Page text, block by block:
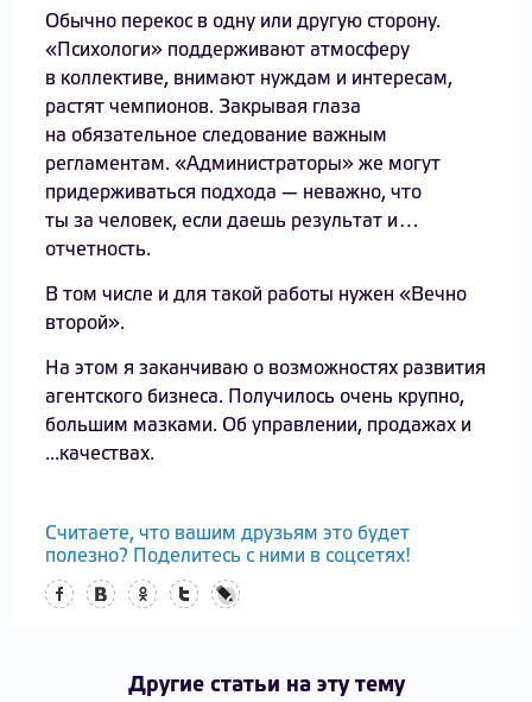
Обычно перекос в одну или другую сторону.
«Психологи» поддерживают атмосферу
в коллективе, внимают нуждам и интересам,
растят чемпионов. Закрывая глаза
на обязательное следование важным
регламентам. «Администраторы» же могут
придерживаться подхода — неважно, что
ты за человек, если даешь результат и…
отчетность.
В том числе и для такой работы нужен «Вечно
второй».
На этом я заканчиваю о возможностях развития
агентского бизнеса. Получилось очень крупно,
большим мазками. Об управлении, продажах и
...качествах.
Считаете, что вашим друзьям это будет
полезно? Поделитесь с ними в соцсетях!
Другие статьи на эту тему